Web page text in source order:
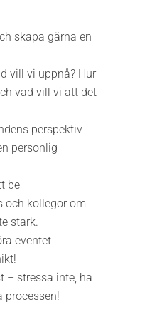
skapa gärna en
vill vi uppnå? Hur
vad vill vi att det
perspektiv
personlig
be
och kollegor om
stark.
eventet
– stressa inte, ha
processen!